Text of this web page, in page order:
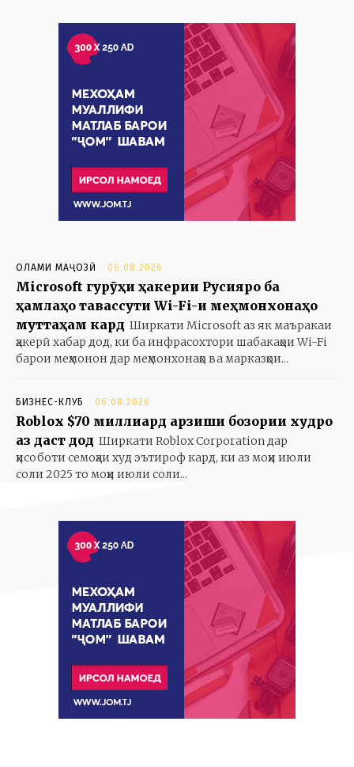
ОЛАМИ МАҶОЗӢ 06.08.2026
Microsoft гурӯҳи ҳакерии Русияро ба
ҳамлаҳо тавассути Wi-Fi-и меҳмонхонаҳо
муттаҳам кард Ширкати Microsoft аз як маъракаи
ҳакерӣ хабар дод, ки ба инфрасохтори шабакаҳои Wi-Fi
барои меҳмонон дар меҳмонхонаҳо ва марказҳои...
БИЗНЕС-КЛУБ 06.08.2026
Roblox $70 миллиард арзиши бозории худро
аз даст дод Ширкати Roblox Corporation дар
ҳисоботи семоҳаи худ эътироф кард, ки аз моҳи июли
соли 2025 то моҳи июли соли...